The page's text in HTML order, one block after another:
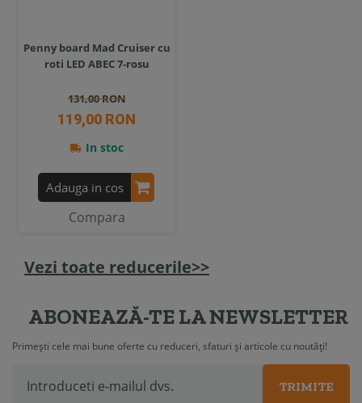
Penny board Mad Cruiser cu
roti LED ABEC 7-rosu
131,00 RON
119,00 RON
In stoc
Adauga in cos
Compara
Vezi toate reducerile>>
ABONEAZĂ-TE LA NEWSLETTER
Primești cele mai bune oferte cu reduceri, sfaturi și articole cu noutăți!
TRIMITE